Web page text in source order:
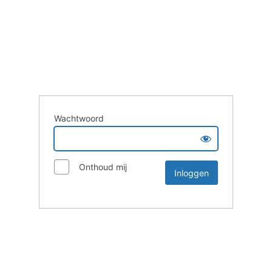
Wachtwoord
Onthoud mij